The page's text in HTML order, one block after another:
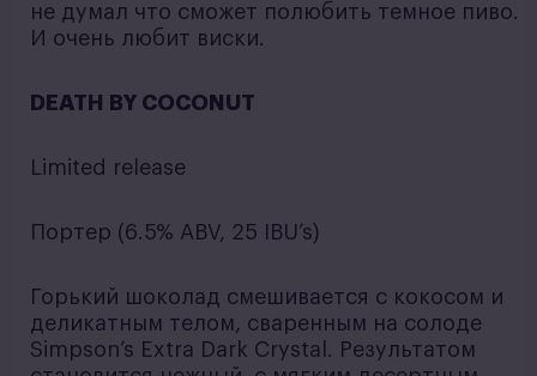
не думал что сможет полюбить темное пиво.
И очень любит виски.
DEATH BY COCONUT
Limited release
Портер (6.5% ABV, 25 IBU’s)
Горький шоколад смешивается с кокосом и
деликатным телом, сваренным на солоде
Simpson’s Extra Dark Crystal. Результатом